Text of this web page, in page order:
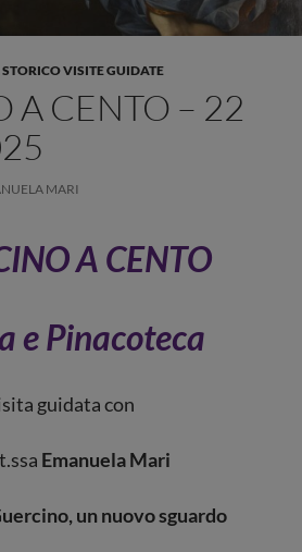
STORICO VISITE GUIDATE
A CENTO – 22
MARI
A CENTO
e Pinacoteca
guidata con
Emanuela Mari
un nuovo sguardo